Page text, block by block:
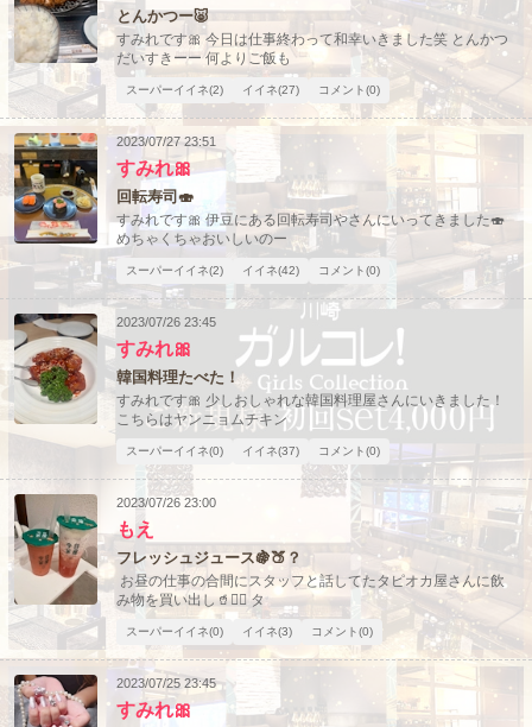
とんかつー🐷
すみれです🎀 今日は仕事終わって和幸いきました笑 とんかつ
だいすきーー 何よりご飯も
スーパーイイネ(2) イイネ(27) コメント(0)
2023/07/27 23:51
すみれ🎀
回転寿司🍣
すみれです🎀 伊豆にある回転寿司やさんにいってきました🍣
めちゃくちゃおいしいのー
スーパーイイネ(2) イイネ(42) コメント(0)
2023/07/26 23:45
すみれ🎀
韓国料理たべた！
すみれです🎀 少しおしゃれな韓国料理屋さんにいきました！
こちらはヤンニョムチキン
スーパーイイネ(0) イイネ(37) コメント(0)
2023/07/26 23:00
もえ
フレッシュジュース🍇🍑？
お昼の仕事の合間にスタッフと話してたタピオカ屋さんに飲
み物を買い出し🥤🏃‍♀️ タ
スーパーイイネ(0) イイネ(3) コメント(0)
2023/07/25 23:45
すみれ🎀